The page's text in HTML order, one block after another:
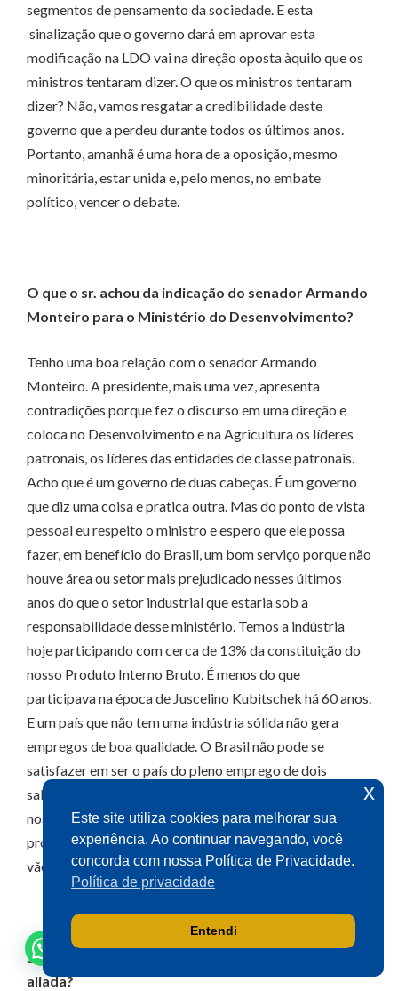
segmentos de pensamento da sociedade. E esta
sinalização que o governo dará em aprovar esta
modificação na LDO vai na direção oposta àquilo que os
ministros tentaram dizer. O que os ministros tentaram
dizer? Não, vamos resgatar a credibilidade deste
governo que a perdeu durante todos os últimos anos.
Portanto, amanhã é uma hora de a oposição, mesmo
minoritária, estar unida e, pelo menos, no embate
político, vencer o debate.
O que o sr. achou da indicação do senador Armando
Monteiro para o Ministério do Desenvolvimento?
Tenho uma boa relação com o senador Armando
Monteiro. A presidente, mais uma vez, apresenta
contradições porque fez o discurso em uma direção e
coloca no Desenvolvimento e na Agricultura os líderes
patronais, os líderes das entidades de classe patronais.
Acho que é um governo de duas cabeças. É um governo
que diz uma coisa e pratica outra. Mas do ponto de vista
pessoal eu respeito o ministro e espero que ele possa
fazer, em benefício do Brasil, um bom serviço porque não
houve área ou setor mais prejudicado nesses últimos
anos do que o setor industrial que estaria sob a
responsabilidade desse ministério. Temos a indústria
hoje participando com cerca de 13% da constituição do
nosso Produto Interno Bruto. É menos do que
participava na época de Juscelino Kubitschek há 60 anos.
E um país que não tem uma indústria sólida não gera
empregos de boa qualidade. O Brasil não pode se
satisfazer em ser o país do pleno emprego de dois
salários mínimos
nossa indústria, garantir competitividade, aumentar a
produtividade e esse é o grande desafio daqueles que
vão, agora, conduzir o Brasil.
Sobre a reunião de amanhã, vai ter apoio da base
aliada?
Olá! Seja bem-vindo(a).
Aqui você pode conversar diretamente
com o gabinete do Deputado Aécio
Neves.
para nós!
Ao clicar para iniciar o contato pelo WhatsApp, você
concorda que seus dados serão utilizados exclusivamente
para atendimento relacionado às demandas, sugestões ou
informações referentes ao mandato do Deputado Aécio
Neves. Seus dados serão tratados com sigilo e não serão
compartilhados com terceiros.
Falar com gabinete
Este site utiliza cookies para melhorar sua
experiência. Ao continuar navegando, você
concorda com nossa Política de Privacidade.
Política de privacidade
Entendi
x